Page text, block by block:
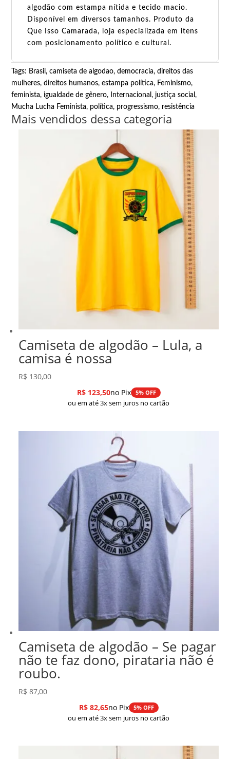
algodão com estampa nítida e tecido macio.
Disponível em diversos tamanhos. Produto da
Que Isso Camarada, loja especializada em itens
com posicionamento político e cultural.
Tags: Brasil,camiseta de algodao,democracia,direitos das
mulheres,direitos humanos,estampa política, Feminismo,
feminista,igualdade de gênero, Internacional,justiça social,
Mucha Lucha Feminista, política, progressismo, resistência
Mais vendidos dessa categoria
Camiseta de algodão – Lula, a
camisa é nossa
R$ 130,00
R$123,50no Pix 5% OFF
ou em até 3x sem juros no cartão
Camiseta de algodão – Se pagar
não te faz dono, pirataria não é
roubo.
R$ 87,00
R$82,65no Pix 5% OFF
ou em até 3x sem juros no cartão